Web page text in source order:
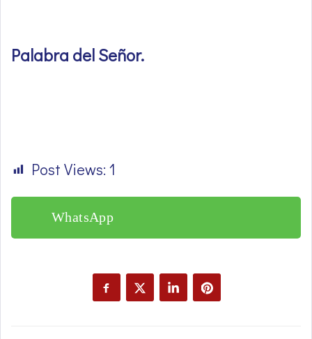
Palabra del Señor.
Post Views: 1
WhatsApp